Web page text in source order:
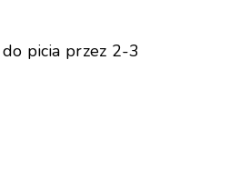
picia przez 2-3